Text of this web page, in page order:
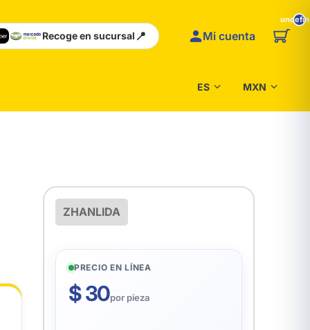
Recoge en sucursal 📍 Mi cuenta
ZHANLIDA
PRECIO EN LÍNEA
$ 30por pieza